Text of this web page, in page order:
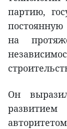
партию,
на
Он